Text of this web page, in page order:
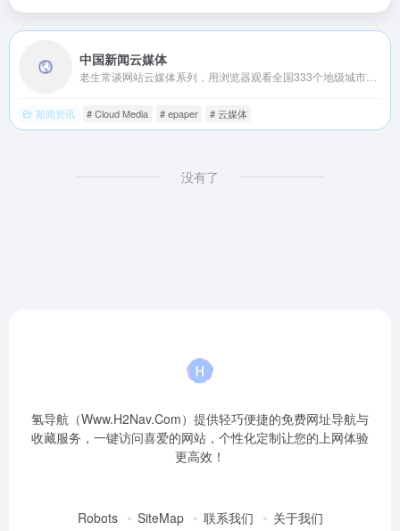
中国新闻云媒体
新闻资讯 # Cloud Media # epaper # 云媒体
没有了
氢导航（Www.H2Nav.Com）提供轻巧便捷的免费网址导航与
收藏服务，一键访问喜爱的网站，个性化定制让您的上网体验
更高效！
Robots SiteMap 联系我们 关于我们